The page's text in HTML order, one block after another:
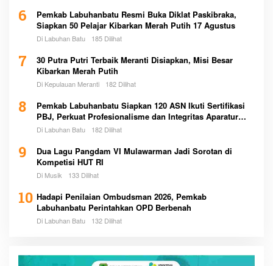
6
Pemkab Labuhanbatu Resmi Buka Diklat Paskibraka,
Siapkan 50 Pelajar Kibarkan Merah Putih 17 Agustus
Di Labuhan Batu 185 Dilihat
7
30 Putra Putri Terbaik Meranti Disiapkan, Misi Besar
Kibarkan Merah Putih
Di Kepulauan Meranti 182 Dilihat
8
Pemkab Labuhanbatu Siapkan 120 ASN Ikuti Sertifikasi
PBJ, Perkuat Profesionalisme dan Integritas Aparatur
Pemerintah
Di Labuhan Batu 182 Dilihat
9
Dua Lagu Pangdam VI Mulawarman Jadi Sorotan di
Kompetisi HUT RI
Di Musik 133 Dilihat
10 Hadapi Penilaian Ombudsman 2026, Pemkab
Labuhanbatu Perintahkan OPD Berbenah
Di Labuhan Batu 132 Dilihat